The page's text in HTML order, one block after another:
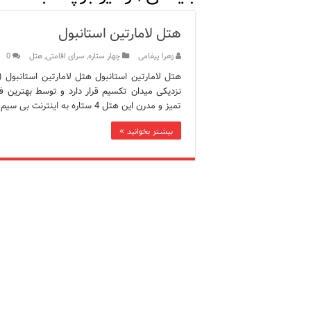
ویژگی‌های مثبت شخصیت در
موزه افسانه‌های کارتال
هتل لامارتین استانبول
زهرا پیغامی چهار ستاره, سرای اقامتی,هتل 0
نزدیکی میدان تکسیم قرار دارد و توسط
تمیز و مدرن این هتل 4 ستاره به اینترنت بی سیم دسترسی …
بیشتر بخوانید »